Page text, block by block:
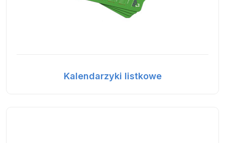
Kalendarzyki listkowe